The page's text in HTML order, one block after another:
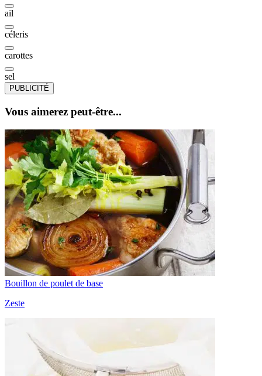
ail
céleris
carottes
sel
PUBLICITÉ
Vous aimerez peut-être...
Bouillon de poulet de base
Zeste